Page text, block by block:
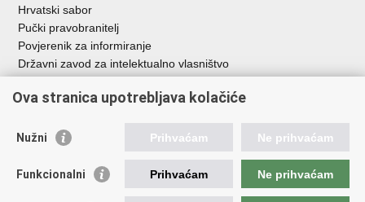
Hrvatski sabor
Pučki pravobranitelj
Povjerenik za informiranje
Državni zavod za intelektualno vlasništvo
HAKOM
Ostale poveznice
Hrvatski audiovizualni centar
Ova stranica upotrebljava kolačiće
Nužni Prihvaćam Ne prihvaćam
Funkcionalni Prihvaćam Ne prihvaćam